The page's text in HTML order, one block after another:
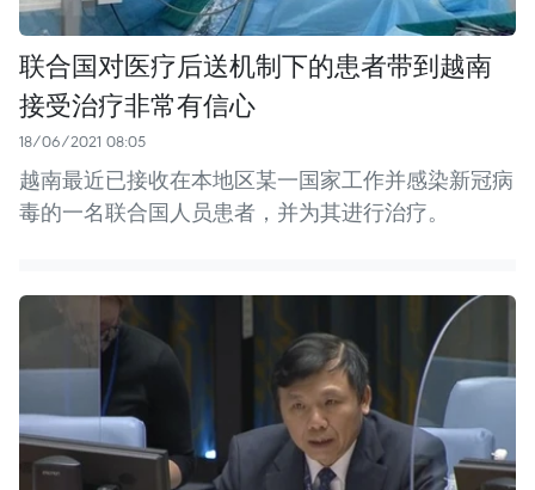
联合国对医疗后送机制下的患者带到越南
接受治疗非常有信心
18/06/2021 08:05
越南最近已接收在本地区某一国家工作并感染新冠病
毒的一名联合国人员患者，并为其进行治疗。